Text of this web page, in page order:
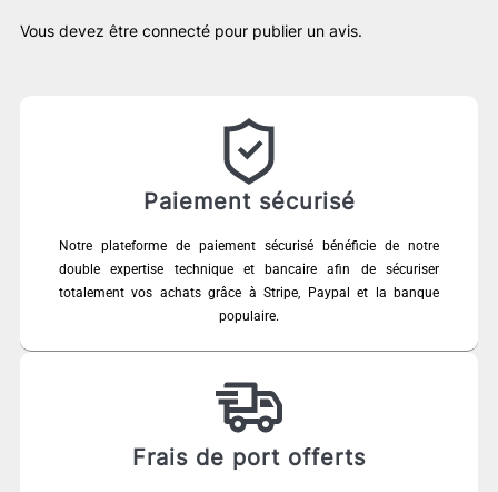
Vous devez être connecté pour publier un avis.
Paiement sécurisé
Notre plateforme de paiement sécurisé bénéficie de notre
double expertise technique et bancaire afin de sécuriser
totalement vos achats grâce à Stripe, Paypal et la banque
populaire.
Frais de port offerts